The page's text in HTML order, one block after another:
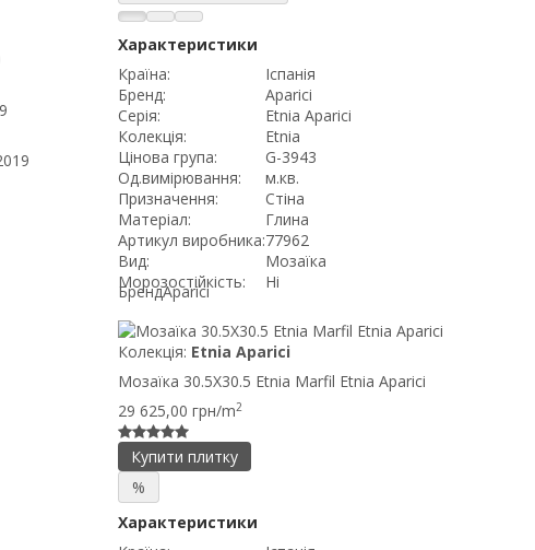
Характеристики
Країна:
Іспанія
Бренд:
Aparici
Серія:
Etnia Aparici
Колекція:
Etnia
Цінова група:
G-3943
Од.вимірювання:
м.кв.
Призначення:
Стіна
Матеріал:
Глина
Артикул виробника:77962
Вид:
Мозаїка
Морозостійкість:
Ні
БрендAparici
Колекція: Etnia Aparici
Мозаїка 30.5X30.5 Etnia Marfil Etnia Aparici
29 625,00 грн/m2
Купити плитку
%
Характеристики